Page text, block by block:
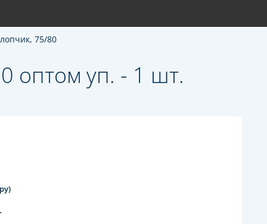
75/80
оптом уп. - 1 шт.